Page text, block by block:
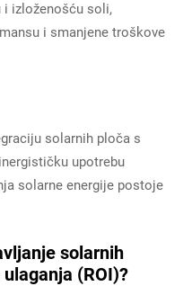
i izloženošću soli,
i smanjene troškove
solarnih ploča s
upotrebu
solarne energije postoje
solarnih
(ROI)?